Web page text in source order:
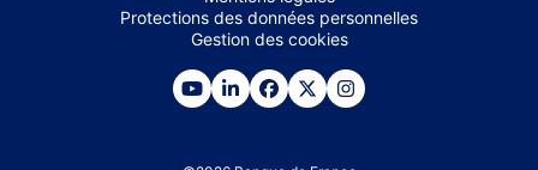
Protections des données personnelles
Gestion des cookies